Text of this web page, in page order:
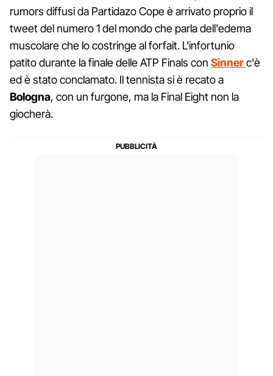
rumors diffusi da Partidazo Cope è arrivato proprio il
tweet del numero 1 del mondo che parla dell'edema
muscolare che lo costringe al forfait. L'infortunio
patito durante la finale delle ATP Finals con Sinnerc'è
ed è stato conclamato. Il tennista si è recato a
Bologna, con un furgone, ma la Final Eight non la
giocherà.